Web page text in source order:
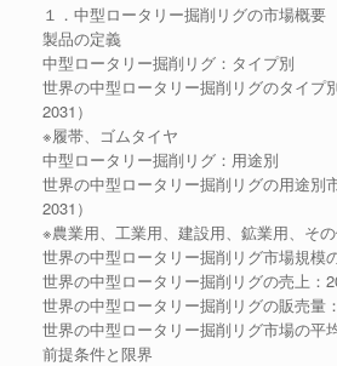
１．中型ロータリー掘削リグの市場概要
製品の定義
中型ロータリー掘削リグ：タイプ別
世界の中型ロータリー掘削リグのタイプ
2031）
※履帯、ゴムタイヤ
中型ロータリー掘削リグ：用途別
世界の中型ロータリー掘削リグの用途別
2031）
※農業用、工業用、建設用、鉱業用、そ
世界の中型ロータリー掘削リグ市場規模
世界の中型ロータリー掘削リグの売上：
世界の中型ロータリー掘削リグの販売量
世界の中型ロータリー掘削リグ市場の平
前提条件と限界